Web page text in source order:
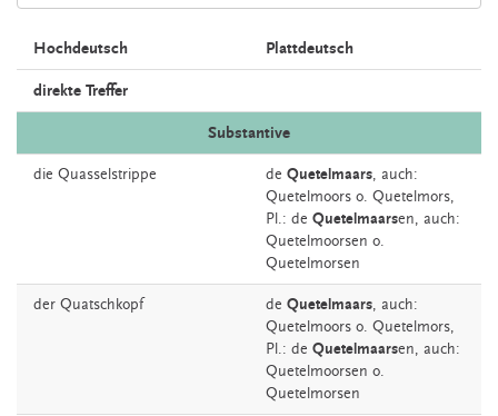
Hochdeutsch Plattdeutsch
direkte Treffer
Substantive
die Quasselstrippe de Quetelmaars, auch:
Quetelmoors o. Quetelmors,
Pl.: de Quetelmaarsen, auch:
Quetelmoorsen o.
Quetelmorsen
der Quatschkopf de Quetelmaars, auch:
Quetelmoors o. Quetelmors,
Pl.: de Quetelmaarsen, auch:
Quetelmoorsen o.
Quetelmorsen